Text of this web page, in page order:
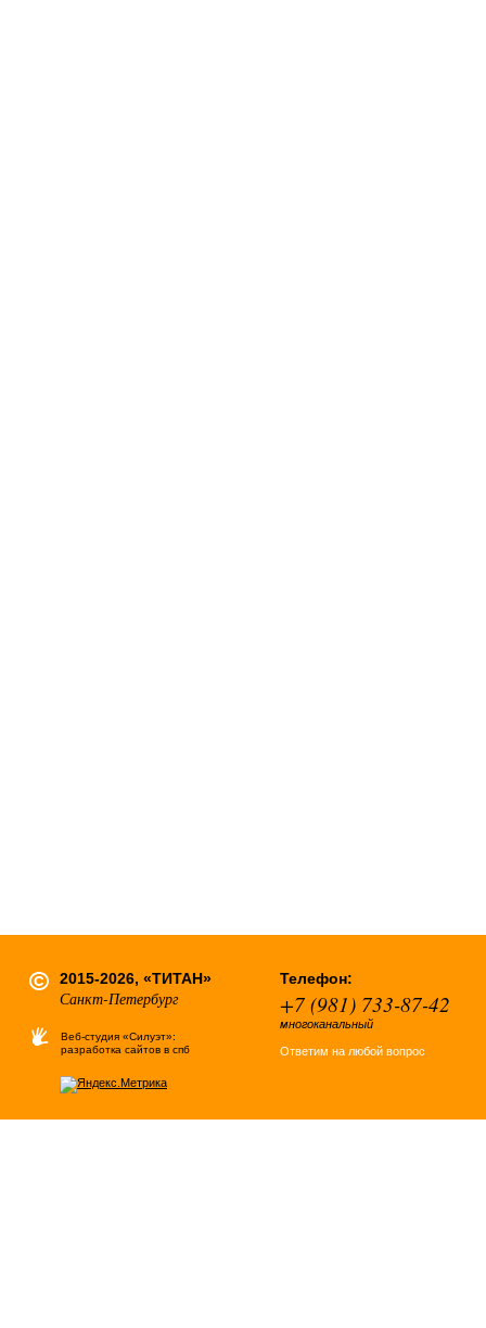
2015-2026, «ТИТАН»
Санкт-Петербург
Веб-студия «Силуэт»:
разработка сайтов в спб
Телефон:
+7 (981) 733-87-42
многоканальный
Ответим на любой вопрос